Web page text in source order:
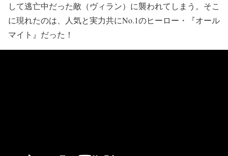
して逃亡中だった敵（ヴィラン）に襲われてしまう。そこ
に現れたのは、人気と実力共にNo.1のヒーロー・『オール
マイト』だった！